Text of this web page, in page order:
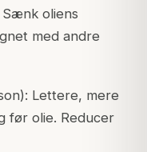
oliens
med andre
Lettere, mere
før olie. Reducer